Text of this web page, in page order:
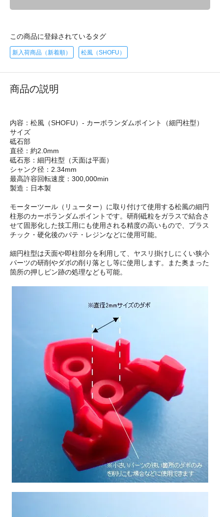
この商品に登録されているタグ
新入荷商品（新着順） 松風（SHOFU）
商品の説明
内容：松風（SHOFU）- カーボランダムポイント（細円柱型）
サイズ
砥石部
直径：約2.0mm
砥石形：細円柱型（天面は平面）
シャンク径：2.34mm
最高許容回転速度：300,000min
製造：日本製
モーターツール（リューター）に取り付けて使用する松風の細円
柱形のカーボランダムポイントです。研削砥粒をガラスで結合さ
せて固形化した技工用にも使用される精度の高いもので、プラス
チック・硬化後のパテ・レジンなどに使用可能。
細円柱型は天面や即柱部分を利用して、ヤスリ掛けしにくい狭小
パーツの研削やダボの削り落とし等に使用します。また奥まった
箇所の押しピン跡の処理なども可能。